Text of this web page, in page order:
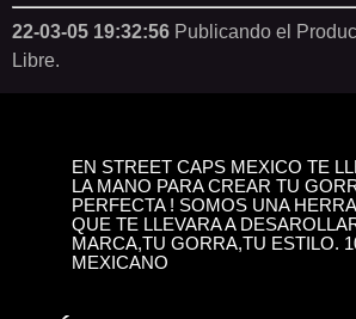
22-03-05 19:32:56 Publicando el
Libre.
EN STREET CAPS MEXICO TE
LA MANO PARA CREAR TU
PERFECTA ! SOMOS UNA
QUE TE LLEVARA A
MARCA,TU GORRA,TU ESTILO.
MEXICANO